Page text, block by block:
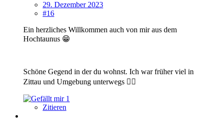
29. Dezember 2023
#16
Ein herzliches Willkommen auch von mir aus dem
Hochtaunus 😁
Schöne Gegend in der du wohnst. Ich war früher viel in
Zittau und Umgebung unterwegs 👍🏼
1
Zitieren